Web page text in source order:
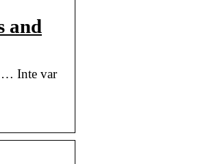
and
… Inte var